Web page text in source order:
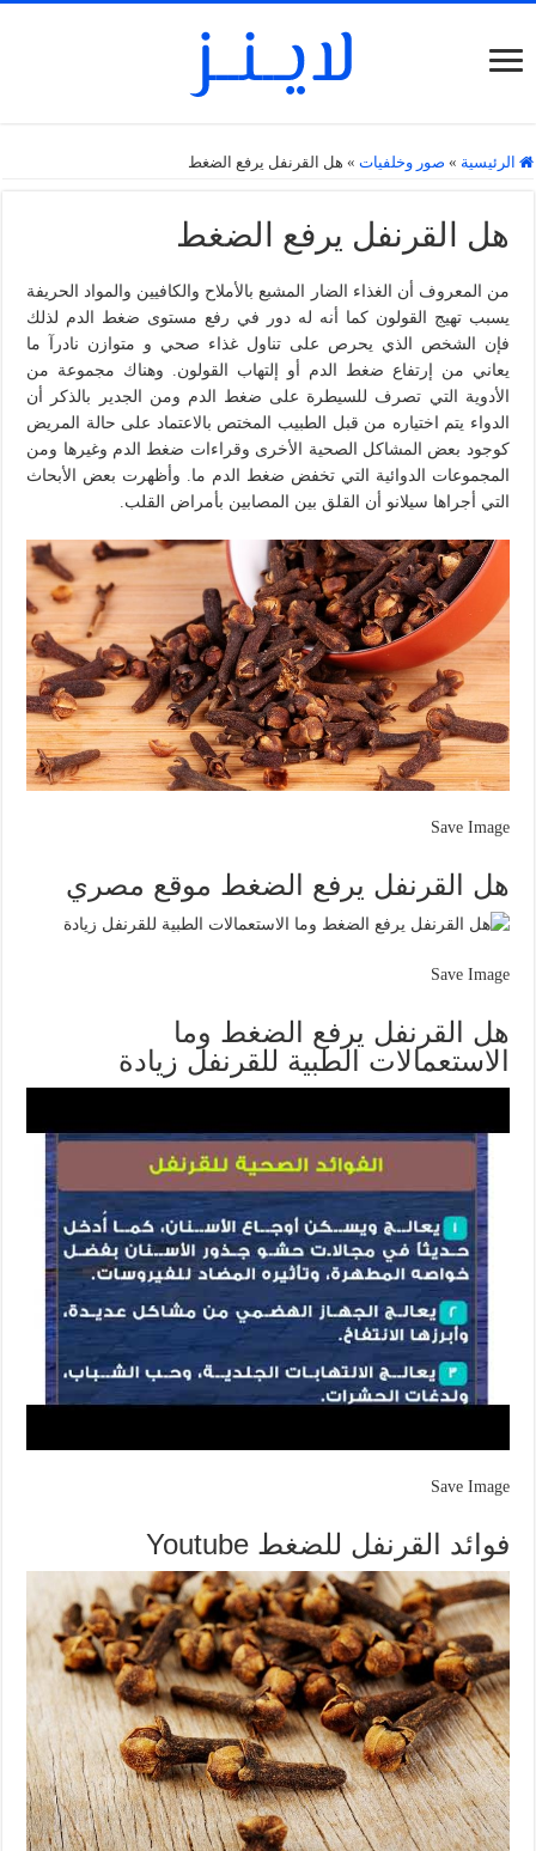
الرئيسية » صور وخلفيات » هل القرنفل يرفع الضغط
هل القرنفل يرفع الضغط
من المعروف أن الغذاء الضار المشبع بالأملاح والكافيين والمواد الحريفة
يسبب تهيج القولون كما أنه له دور في رفع مستوى ضغط الدم لذلك
فإن الشخص الذي يحرص على تناول غذاء صحي و متوازن نادرآ ما
يعاني من إرتفاع ضغط الدم أو إلتهاب القولون. وهناك مجموعة من
الأدوية التي تصرف للسيطرة على ضغط الدم ومن الجدير بالذكر أن
الدواء يتم اختياره من قبل الطبيب المختص بالاعتماد على حالة المريض
كوجود بعض المشاكل الصحية الأخرى وقراءات ضغط الدم وغيرها ومن
المجموعات الدوائية التي تخفض ضغط الدم ما. وأظهرت بعض الأبحاث
التي أجراها سيلانو أن القلق بين المصابين بأمراض القلب.
Save Image
هل القرنفل يرفع الضغط موقع مصري
Save Image
هل القرنفل يرفع الضغط وما
الاستعمالات الطبية للقرنفل زيادة
Save Image
فوائد القرنفل للضغط Youtube